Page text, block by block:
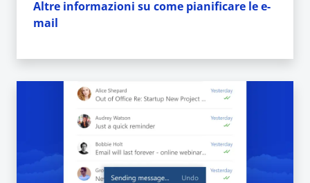
Altre informazioni su come pianificare le e-
mail